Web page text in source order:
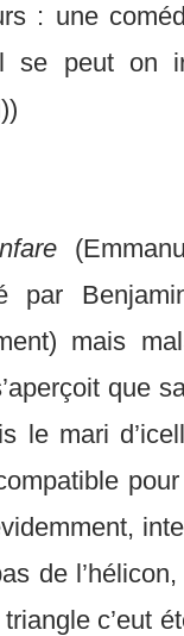
: une
se peut on
par
mais
que
le mari
de
c’eut